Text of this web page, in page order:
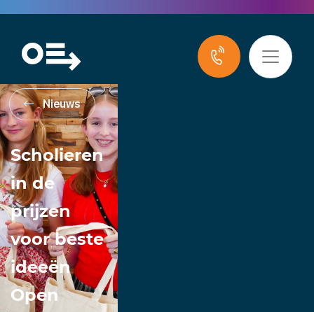
Nieuws
Scholieren
in de
prijzen
voor beste
ideeën
Open